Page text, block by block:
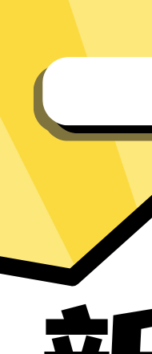
iOS版下载
Windows下载